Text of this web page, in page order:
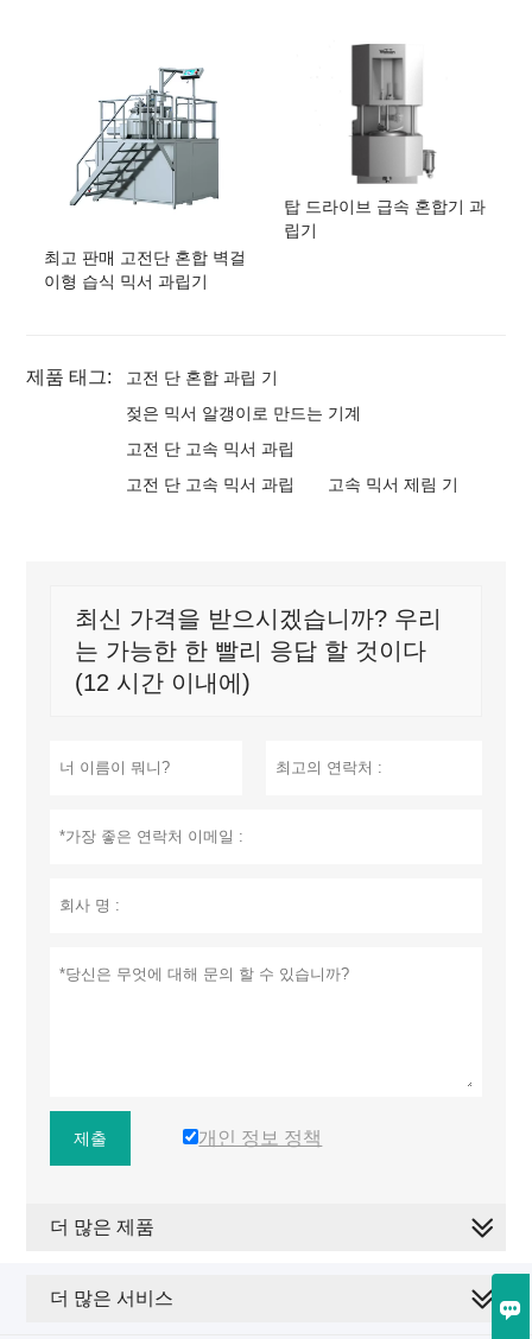

최고 판매 고전단 혼합 벽걸
이형 습식 믹서 과립기
탑 드라이브 급속 혼합기 과
립기
제품 태그:
고전 단 혼합 과립 기
젖은 믹서 알갱이로 만드는 기계
고전 단 고속 믹서 과립
고전 단 고속 믹서 과립
고속 믹서 제림 기
최신 가격을 받으시겠습니까? 우리
는 가능한 한 빨리 응답 할 것이다
(12 시간 이내에)
제출 개인 정보 정책
더 많은 제품
더 많은 서비스